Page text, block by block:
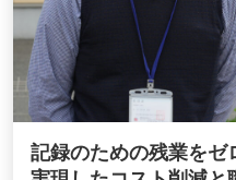
記録のための残業をゼ